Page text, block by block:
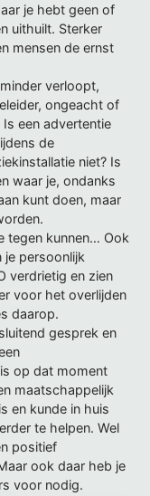
je hebt geen of
uithuilt. Sterker
mensen de ernst
verloopt,
ongeacht of
een advertentie
de
niet? Is
waar je, ondanks
kunt doen, maar
tegen kunnen… Ook
je persoonlijk
verdrietig en zien
voor het overlijden
daarop.
gesprek en
op dat moment
maatschappelijk
en kunde in huis
te helpen. Wel
positief
ook daar heb je
voor nodig.